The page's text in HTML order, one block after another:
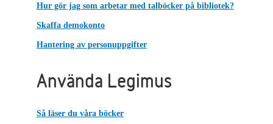
Hur gör jag som arbetar med talböcker på bibliotek?
Skaffa demokonto
Hantering av personuppgifter
Använda Legimus
Så läser du våra böcker